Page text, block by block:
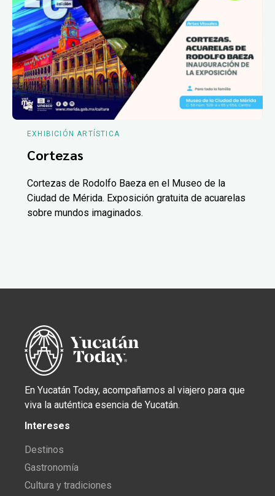
EXHIBICIÓN ARTÍSTICA
Cortezas
Cortezas de Rodolfo Baeza en el Museo de la
Ciudad de Mérida. Exposición gratuita de acuarelas
sobre mundos imaginados.
En Yucatán Today, acompañamos al viajero para que
viva la auténtica esencia de Yucatán.
Intereses
Destinos
Gastronomía
Cultura y tradiciones